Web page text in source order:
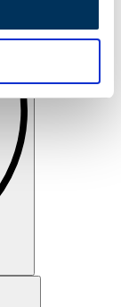
zu Ihrer
für
Unsere
mit
der Dienste